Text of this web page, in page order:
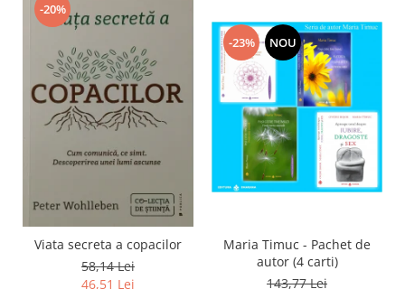
-20%
Viata secreta a copacilor
58,14 Lei
46,51 Lei
-23% NOU
Maria Timuc - Pachet de
autor (4 carti)
143,77 Lei